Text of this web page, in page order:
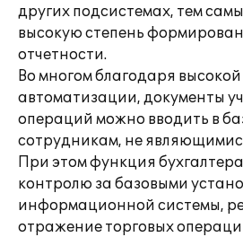
других подсистемах, тем
высокую степень
отчетности.
Во многом благодаря высокой
автоматизации, документы
операций можно вводить в
сотрудникам, не
При этом функция
контролю за базовыми
информационной системы,
отражение торговых